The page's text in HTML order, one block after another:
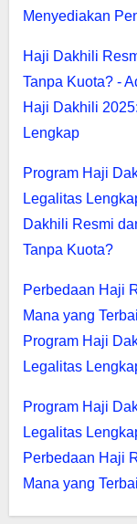
Menyediakan
Haji Dakhili
Tanpa Kuota? -
Haji Dakhili
Lengkap
Program Haji
Legalitas
Dakhili Resmi
Tanpa Kuota?
Perbedaan Haji
Mana yang
Program Haji
Legalitas
Program Haji
Legalitas
Perbedaan Haji
Mana yang